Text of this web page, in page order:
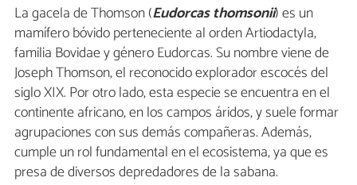
La gacela de Thomson (Eudorcas thomsonii) es un
mamífero bóvido perteneciente al orden Artiodactyla,
familia Bovidae y género Eudorcas. Su nombre viene de
Joseph Thomson, el reconocido explorador escocés del
siglo XIX. Por otro lado, esta especie se encuentra en el
continente africano, en los campos áridos, y suele formar
agrupaciones con sus demás compañeras. Además,
cumple un rol fundamental en el ecosistema, ya que es
presa de diversos depredadores de la sabana.